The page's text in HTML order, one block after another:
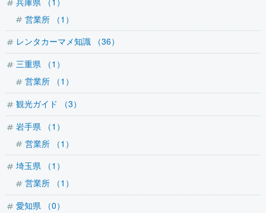
営業所 （1）
レンタカーマメ知識 （36）
三重県 （1）
営業所 （1）
観光ガイド （3）
岩手県 （1）
営業所 （1）
埼玉県 （1）
営業所 （1）
愛知県 （0）